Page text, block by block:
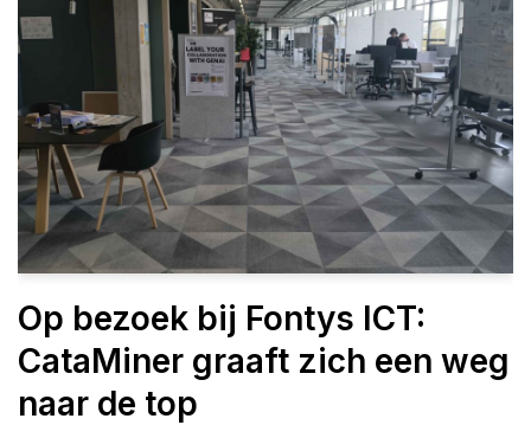
Op bezoek bij Fontys ICT:
CataMiner graaft zich een weg
naar de top